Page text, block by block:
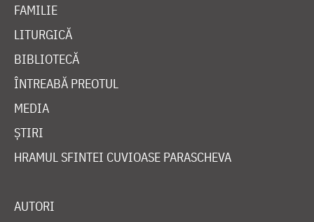
FAMILIE
LITURGICĂ
BIBLIOTECĂ
ÎNTREABĂ PREOTUL
MEDIA
ȘTIRI
HRAMUL SFINTEI CUVIOASE PARASCHEVA
AUTORI